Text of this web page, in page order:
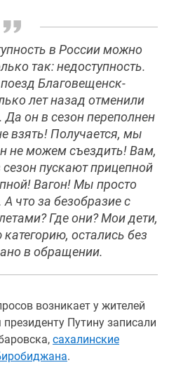
в России можно
так: недоступность.
Благовещенск-
лет назад отменили
он в сезон переполнен
взять! Получается, мы
не можем съездить! Вам,
пускают прицепной
Вагон! Мы просто
что за безобразие с
Где они? Мои дети,
остались без
в обращении.
возникает у жителей
Путину записали
сахалинские
.